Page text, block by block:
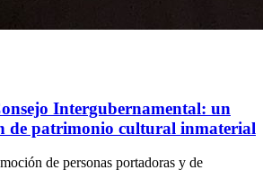
Intergubernamental: un
de patrimonio cultural inmaterial
de personas portadoras y de